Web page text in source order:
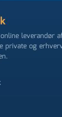
leverandør
private og